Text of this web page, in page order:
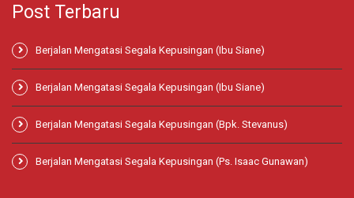
Post Terbaru
Berjalan Mengatasi Segala Kepusingan (Ibu Siane)
Berjalan Mengatasi Segala Kepusingan (Ibu Siane)
Berjalan Mengatasi Segala Kepusingan (Bpk. Stevanus)
Berjalan Mengatasi Segala Kepusingan (Ps. Isaac Gunawan)